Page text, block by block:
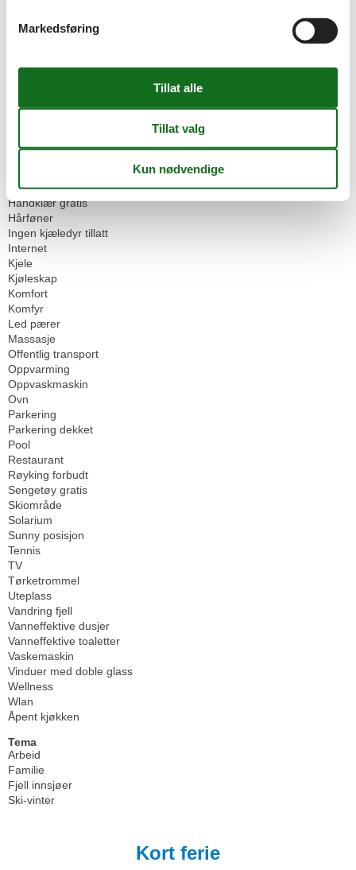
Familievennlig sommer
Familievennlig vinter
Fjell innsjøer
Fotturer sletter
Handling og morsom sport sommer
Heis
Håndklær gratis
Hårføner
Ingen kjæledyr tillatt
Internet
Kjele
Kjøleskap
Komfort
Komfyr
Led pærer
Massasje
Offentlig transport
Oppvarming
Oppvaskmaskin
Ovn
Parkering
Parkering dekket
Pool
Restaurant
Røyking forbudt
Sengetøy gratis
Skiområde
Solarium
Sunny posisjon
Tennis
TV
Tørketrommel
Uteplass
Vandring fjell
Vanneffektive dusjer
Vanneffektive toaletter
Vaskemaskin
Vinduer med doble glass
Wellness
Wlan
Åpent kjøkken
Tema
Arbeid
Familie
Fjell innsjøer
Ski-vinter
Kort ferie
Markedsføring